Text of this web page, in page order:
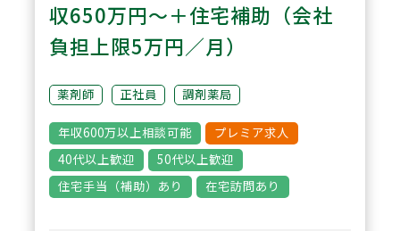
収650万円～＋住宅補助（会社
負担上限5万円／月）
薬剤師 正社員 調剤薬局
年収600万以上相談可能
プレミア求人
40代以上歓迎
50代以上歓迎
住宅手当（補助）あり
在宅訪問あり